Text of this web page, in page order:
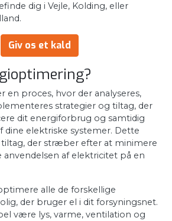
dig i Vejle, Kolding, eller
Giv os et kald
en proces, hvor der analyseres,
strategier og tiltag, der
dit energiforbrug og samtidig
dine elektriske systemer. Dette
der stræber efter at minimere
af elektricitet på en
alle de forskellige
der bruger el i dit forsyningsnet.
være lys, varme, ventilation og